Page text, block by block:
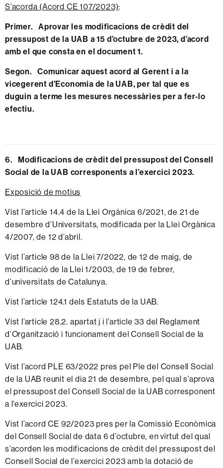
S’acorda (Acord CE 107/2023):
Primer. Aprovar les modificacions de crèdit del
pressupost de la UAB a 15 d’octubre de 2023, d’acord
amb el que consta en eldocument 1.
Segon. Comunicar aquest acord al Gerent i a la
vicegerent d’Economia de la UAB, per tal que es
duguin a terme les mesures necessàries per a fer-lo
efectiu.
6. Modificacions de crèdit del pressupost del Consell
Social de la UAB corresponents a l’exercici 2023.
Exposició de motius
Vist l’article 14.4 de la Llei Orgànica 6/2021, de 21 de
desembre d’Universitats, modificada per la Llei Orgànica
4/2007, de 12 d’abril.
Vist l’article 98de la Llei 7/2022, de 12 de maig, de
modificació de la Llei 1/2003, de 19 de febrer,
d’universitats de Catalunya.
Vist l’article 124.1 dels Estatuts de la UAB.
Vist l’article 28.2. apartat j i l’article 33 del Reglament
d’Organització i funcionament del Consell Social de la
UAB.
Vist l’acord PLE 63/2022 pres pel Ple del Consell Social
de la UAB reunit el dia 21 de desembre, pel qual s’aprova
el pressupost del Consell Social de la UAB corresponent
a l’exercici 2023.
Vist l’acord CE 92/2023 pres per la Comissió Econòmica
del Consell Social de data 6 d’octubre, en virtut del qual
s’acorden les modificacions de crèdit del pressupost del
Consell Social de l’exercici 2023 amb la dotació de